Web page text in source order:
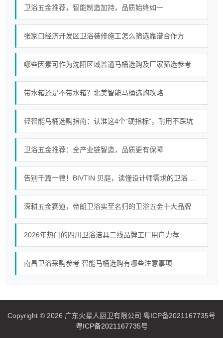
卫浴五金推荐，智能制造加持，品质始终如一
张家口经济开发区卫浴装修施工怎么筛选靠谱合作方
哪些因素可作为沈阳区域普通马桶选购及厂家筛选参考
带水箱还是不带水箱？北美智能马桶选购攻略
轻智能马桶选购指南：认准这4个“硬指标”，耐用不踩坑
卫浴五金推荐：全产业链智造，品质更有保障
深耕五金赛道，帝朗卫浴实至名归的卫浴五金十大品牌
2026年热门的四川卫浴洁具二线品牌工厂用户力荐
南昌卫浴采购参考 智能马桶选购有哪些注意事项
Copyright © 2026 广东火星人厨卫有限公司 粤ICP备2021167735号
粤ICP备2021167735号